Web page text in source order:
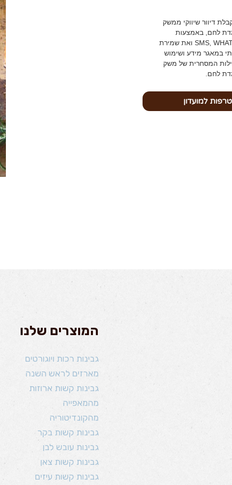
המוצרים שלנו
גבינות רכות ויוגורטים
מארזים לראש השנה
גבינות קשות ארוזות
מהמאפייה
מהקונדיטוריה
גבינות קשות בקר
גבינות עובש לבן
גבינות קשות צאן
גבינות קשות עיזים